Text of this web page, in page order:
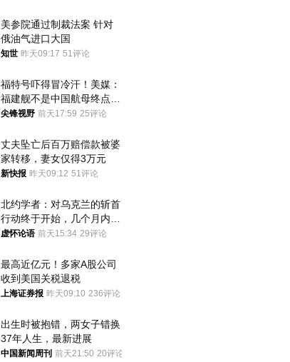
美参院通过制裁法案 针对
俄油气进口大国
知世 昨天09:17 51评论
福特号吓得冒冷汗！美媒：
福建舰不是中国航母终点，
而是新起点！
尖锋视野 前天17:59 25评论
丈夫坠亡后百万赔偿款被婆
家转移，妻女仅得3万元
新快报 昨天09:12 51评论
北约学者：对乌克兰的斩首
行动终于开始，几个月内乌
将投降
虚怀论语 前天15:34 29评论
最高近亿元！多家A股公司
收到美国关税退税
上海证券报 昨天09:10 236评论
出生时被抱错，两女子错换
37年人生，最新进展
中国新闻周刊 前天21:50 20评论